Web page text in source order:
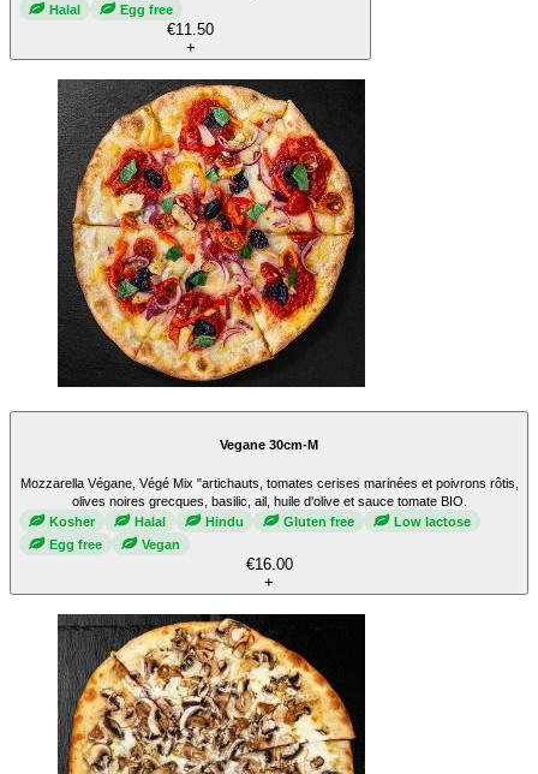
Halal
Egg free
€11.50
+
Vegane 30cm-M
Mozzarella Végane, Végé Mix "artichauts, tomates cerises marinées et poivrons rôtis,
olives noires grecques, basilic, ail, huile d'olive et sauce tomate BIO.
Kosher
Halal Hindu Gluten free
Low lactose
Egg free
Vegan
€16.00
+